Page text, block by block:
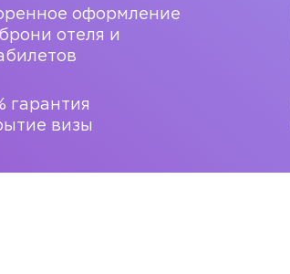
оформление
отеля и
гарантия
визы